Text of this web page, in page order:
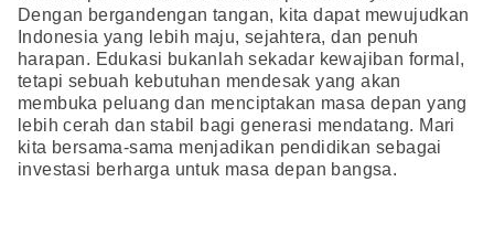
Dengan bergandengan tangan, kita dapat mewujudkan
Indonesia yang lebih maju, sejahtera, dan penuh
harapan. Edukasi bukanlah sekadar kewajiban formal,
tetapi sebuah kebutuhan mendesak yang akan
membuka peluang dan menciptakan masa depan yang
lebih cerah dan stabil bagi generasi mendatang. Mari
kita bersama-sama menjadikan pendidikan sebagai
investasi berharga untuk masa depan bangsa.